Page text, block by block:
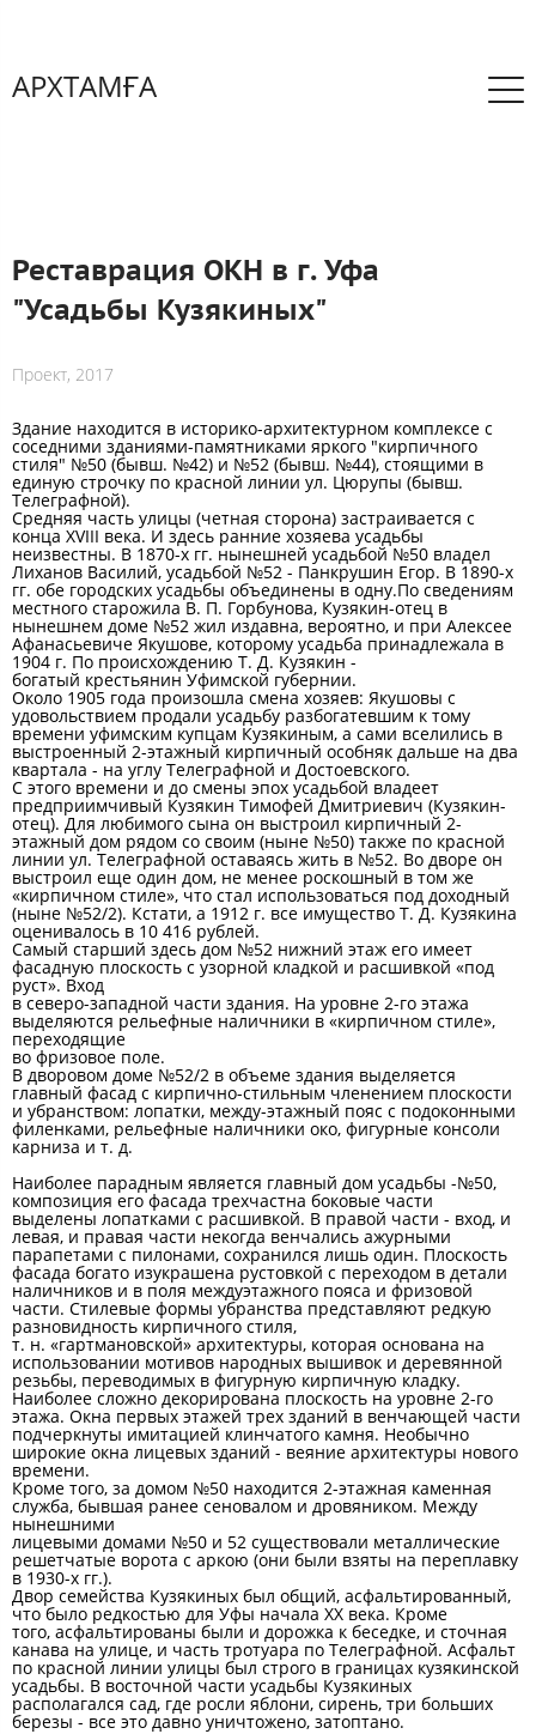
АРХТАМҒА
Реставрация ОКН в г. Уфа
"Усадьбы Кузякиных"
Проект, 2017
Здание находится в историко-архитектурном комплексе с
соседними зданиями-памятниками яркого "кирпичного
стиля" №50 (бывш. №42) и №52 (бывш. №44), стоящими в
единую строчку по красной линии ул. Цюрупы (бывш.
Телеграфной).
Средняя часть улицы (четная сторона) застраивается с
конца XVIII века. И здесь ранние хозяева усадьбы
неизвестны. В 1870-х гг. нынешней усадьбой №50 владел
Лиханов Василий, усадьбой №52 - Панкрушин Егор. В 1890-х
гг. обе городских усадьбы объединены в одну.По сведениям
местного старожила В. П. Горбунова, Кузякин-отец в
нынешнем доме №52 жил издавна, вероятно, и при Алексее
Афанасьевиче Якушове, которому усадьба принадлежала в
1904 г. По происхождению Т. Д. Кузякин -
богатый крестьянин Уфимской губернии.
Около 1905 года произошла смена хозяев: Якушовы с
удовольствием продали усадьбу разбогатевшим к тому
времени уфимским купцам Кузякиным, а сами вселились в
выстроенный 2-этажный кирпичный особняк дальше на два
квартала - на углу Телеграфной и Достоевского.
С этого времени и до смены эпох усадьбой владеет
предприимчивый Кузякин Тимофей Дмитриевич (Кузякин-
отец). Для любимого сына он выстроил кирпичный 2-
этажный дом рядом со своим (ныне №50) также по красной
линии ул. Телеграфной оставаясь жить в №52. Во дворе он
выстроил еще один дом, не менее роскошный в том же
«кирпичном стиле», что стал использоваться под доходный
(ныне №52/2). Кстати, а 1912 г. все имущество Т. Д. Кузякина
оценивалось в 10 416 рублей.
Самый старший здесь дом №52 нижний этаж его имеет
фасадную плоскость с узорной кладкой и расшивкой «под
руст». Вход
в северо-западной части здания. На уровне 2-го этажа
выделяются рельефные наличники в «кирпичном стиле»,
переходящие
во фризовое поле.
В дворовом доме №52/2 в объеме здания выделяется
главный фасад с кирпично-стильным членением плоскости
и убранством: лопатки, между-этажный пояс с подоконными
филенками, рельефные наличники око, фигурные консоли
карниза и т. д.
Наиболее парадным является главный дом усадьбы -№50,
композиция его фасада трехчастна боковые части
выделены лопатками с расшивкой. В правой части - вход, и
левая, и правая части некогда венчались ажурными
парапетами с пилонами, сохранился лишь один. Плоскость
фасада богато изукрашена рустовкой с переходом в детали
наличников и в поля междуэтажного пояса и фризовой
части. Стилевые формы убранства представляют редкую
разновидность кирпичного стиля,
т. н. «гартмановской» архитектуры, которая основана на
использовании мотивов народных вышивок и деревянной
резьбы, переводимых в фигурную кирпичную кладку.
Наиболее сложно декорирована плоскость на уровне 2-го
этажа. Окна первых этажей трех зданий в венчающей части
подчеркнуты имитацией клинчатого камня. Необычно
широкие окна лицевых зданий - веяние архитектуры нового
времени.
Кроме того, за домом №50 находится 2-этажная каменная
служба, бывшая ранее сеновалом и дровяником. Между
нынешними
лицевыми домами №50 и 52 существовали металлические
решетчатые ворота с аркою (они были взяты на переплавку
в 1930-х гг.).
Двор семейства Кузякиных был общий, асфальтированный,
что было редкостью для Уфы начала XX века. Кроме
того, асфальтированы были и дорожка к беседке, и сточная
канава на улице, и часть тротуара по Телеграфной. Асфальт
по красной линии улицы был строго в границах кузякинской
усадьбы. В восточной части усадьбы Кузякиных
располагался сад, где росли яблони, сирень, три больших
березы - все это давно уничтожено, затоптано.